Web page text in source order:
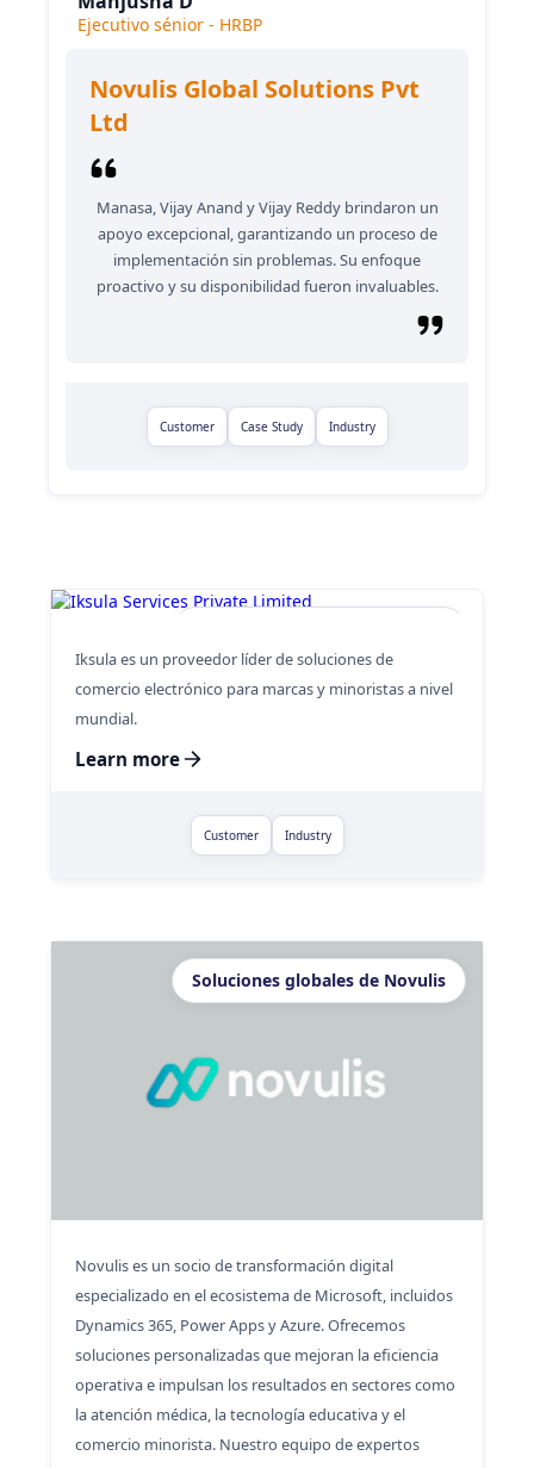
Ejecutivo sénior - HRBP
Novulis Global Solutions Pvt
Ltd
Manasa, Vijay Anand y Vijay Reddy brindaron un
apoyo excepcional, garantizando un proceso de
implementación sin problemas. Su enfoque
proactivo y su disponibilidad fueron invaluables.
Customer Case Study Industry
Iksula es un proveedor líder de soluciones de
comercio electrónico para marcas y minoristas a nivel
mundial.
Learn more
Customer Industry
Soluciones globales de Novulis
Novulis es un socio de transformación digital
especializado en el ecosistema de Microsoft, incluidos
Dynamics 365, Power Apps y Azure. Ofrecemos
soluciones personalizadas que mejoran la eficiencia
operativa e impulsan los resultados en sectores como
la atención médica, la tecnología educativa y el
comercio minorista. Nuestro equipo de expertos